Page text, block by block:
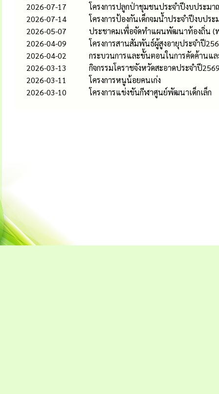
2026-07-17
โครงการปลูกป่าชุมชนประจำปีงบประม
2026-07-14
โครงการป้องกันเด็กจมน้ำประจำปีงบปร
2026-05-07
ประชาคมเพื่อจัดทำแผนพัฒนาท้องถิ่น (
2026-04-09
โครงการสานสัมพันธ์ผู้สูงอายุประจำปี
2026-04-02
กระบวนการและขั้นตอนในการคัดค้านแ
2026-03-13
กิจกรรมโคราชจังหวัดสะอาดประจำปี
2026-03-11
โครงการหนูน้อยคนเก่ง
2026-03-10
โครงการแข่งขันกีฬาศูนย์พัฒนาเด็กเล็ก